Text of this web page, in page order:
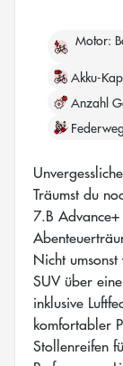
Motor
Akku-
Anzahl
Träumst du
7.B
Nicht
SUV über
inklusive
komfortabler
Stollenreifen